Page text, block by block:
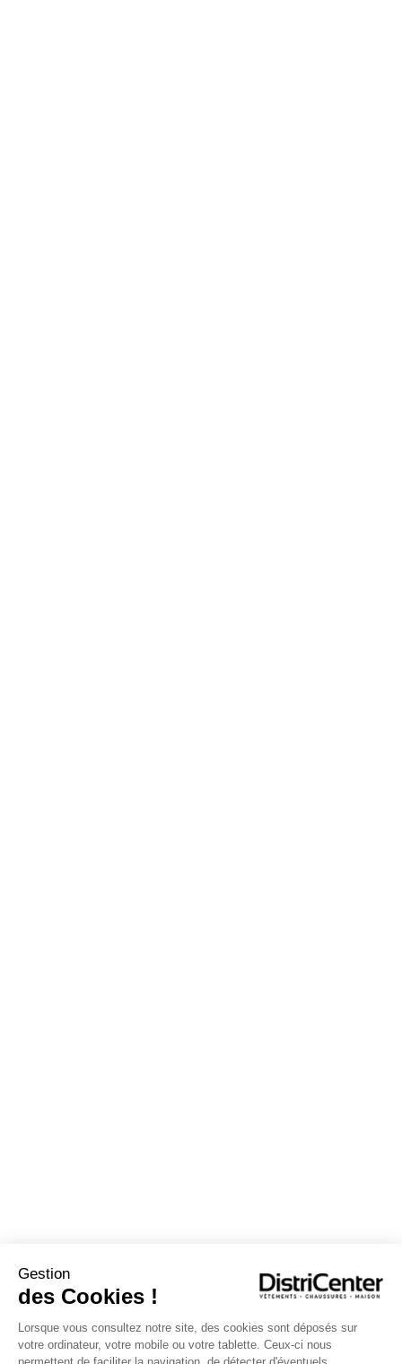
Gestion
des Cookies !
Lorsque vous consultez notre site, des cookies sont déposés sur
votre ordinateur, votre mobile ou votre tablette. Ceux-ci nous
permettent de faciliter la navigation, de détecter d'éventuels